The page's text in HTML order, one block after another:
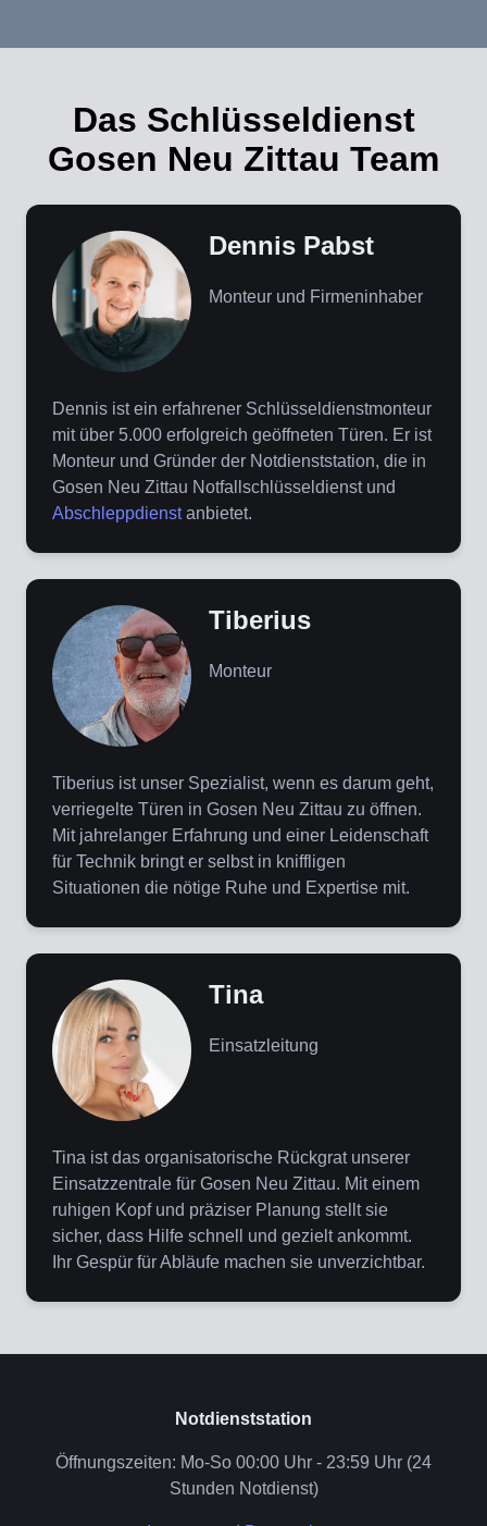
Das Schlüsseldienst
Gosen Neu Zittau Team
Dennis Pabst
Monteur und Firmeninhaber
Dennis ist ein erfahrener Schlüsseldienstmonteur
mit über 5.000 erfolgreich geöffneten Türen. Er ist
Monteur und Gründer der Notdienststation, die in
Gosen Neu Zittau Notfallschlüsseldienst und
Abschleppdienstanbietet.
Tiberius
Monteur
Tiberius ist unser Spezialist, wenn es darum geht,
verriegelte Türen in Gosen Neu Zittau zu öffnen.
Mit jahrelanger Erfahrung und einer Leidenschaft
für Technik bringt er selbst in kniffligen
Situationen die nötige Ruhe und Expertise mit.
Tina
Einsatzleitung
Tina ist das organisatorische Rückgrat unserer
Einsatzzentrale für Gosen Neu Zittau. Mit einem
ruhigen Kopf und präziser Planung stellt sie
sicher, dass Hilfe schnell und gezielt ankommt.
Ihr Gespür für Abläufe machen sie unverzichtbar.
Notdienststation
Öffnungszeiten: Mo-So 00:00 Uhr - 23:59 Uhr (24
Stunden Notdienst)